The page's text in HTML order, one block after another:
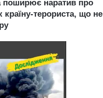
поширює наратив про
країну-терориста, що не